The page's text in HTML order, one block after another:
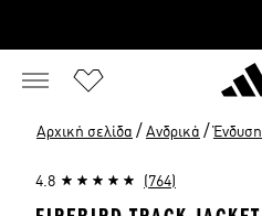
Αρχική σελίδα / Ανδρικά / Ένδυση
4.8 (764)